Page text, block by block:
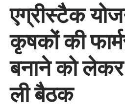
एग्रीस्टैक
कृषकों की
बनाने को
ली बैठक